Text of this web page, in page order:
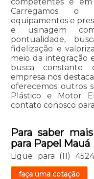
Carregamos o
equipamentos e
e usinagem
pontualidade,
fidelização e
meio da integração
busca constante
empresa nos
oferecemos outros
Plástico e Motor
contato conosco
Para saber
para Papel Mauá
Ligue para (11)
faça uma cotação